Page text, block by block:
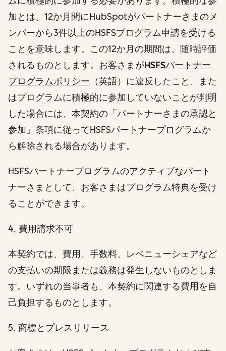
加とは、12か月間にHubSpotがパートナーさまのメ
ンバーから3件以上のHSFSプログラム申請を受ける
ことを意味します。この12か月の期間は、随時評価
されるものとします。お客さまがHSFSパートナー
プログラムポリシー （英語）に違反したこと、また
はプログラムに積極的に参加していないことが判明
した場合には、本契約の「パートナーさまの承認と
参加」条項に従ってHSFSパートナープログラムか
ら解除される場合があります。
HSFSパートナープログラムのアクティブなパート
ナーさまとして、お客さまはプログラム特典を受け
ることができます。
4. 費用請求不可
本契約では、費用、手数料、レベニューシェアなど
の支払いの期限または義務は発生しないものとしま
す。いずれの当事者も、本契約に関連する費用を自
己負担するものとします。
5. 商標とプレスリリース